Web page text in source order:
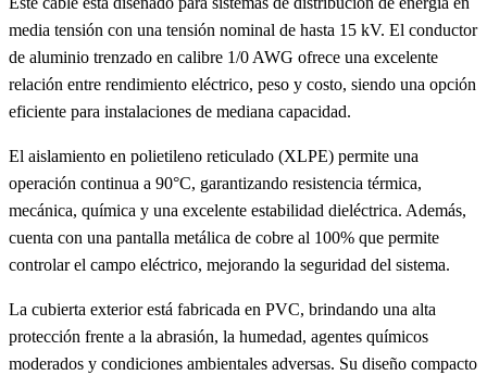
media tensión con una tensión nominal de hasta 15 kV. El conductor
de aluminio trenzado en calibre 1/0 AWG ofrece una excelente
relación entre rendimiento eléctrico, peso y costo, siendo una opción
eficiente para instalaciones de mediana capacidad.
El aislamiento en polietileno reticulado (XLPE) permite una
operación continua a 90°C, garantizando resistencia térmica,
mecánica, química y una excelente estabilidad dieléctrica. Además,
cuenta con una pantalla metálica de cobre al 100% que permite
controlar el campo eléctrico, mejorando la seguridad del sistema.
La cubierta exterior está fabricada en PVC, brindando una alta
protección frente a la abrasión, la humedad, agentes químicos
moderados y condiciones ambientales adversas. Su diseño compacto